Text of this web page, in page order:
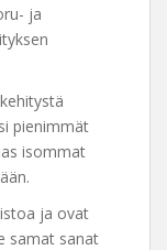
ja
pienimmät
isommat
ja ovat
samat sanat